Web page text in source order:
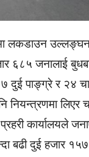
लकडाउन
६८५ जनालाई
दुई पाङ्ग्रे र २४
नियन्त्रणमा लिएर
कार्यालयले
बढी दुई हजार